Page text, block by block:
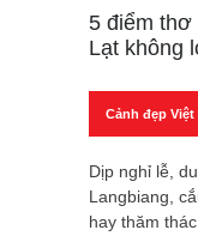
5 điểm
Lạt không
Cảnh đẹp Việt
Dịp nghỉ lễ,
Langbiang,
hay thăm